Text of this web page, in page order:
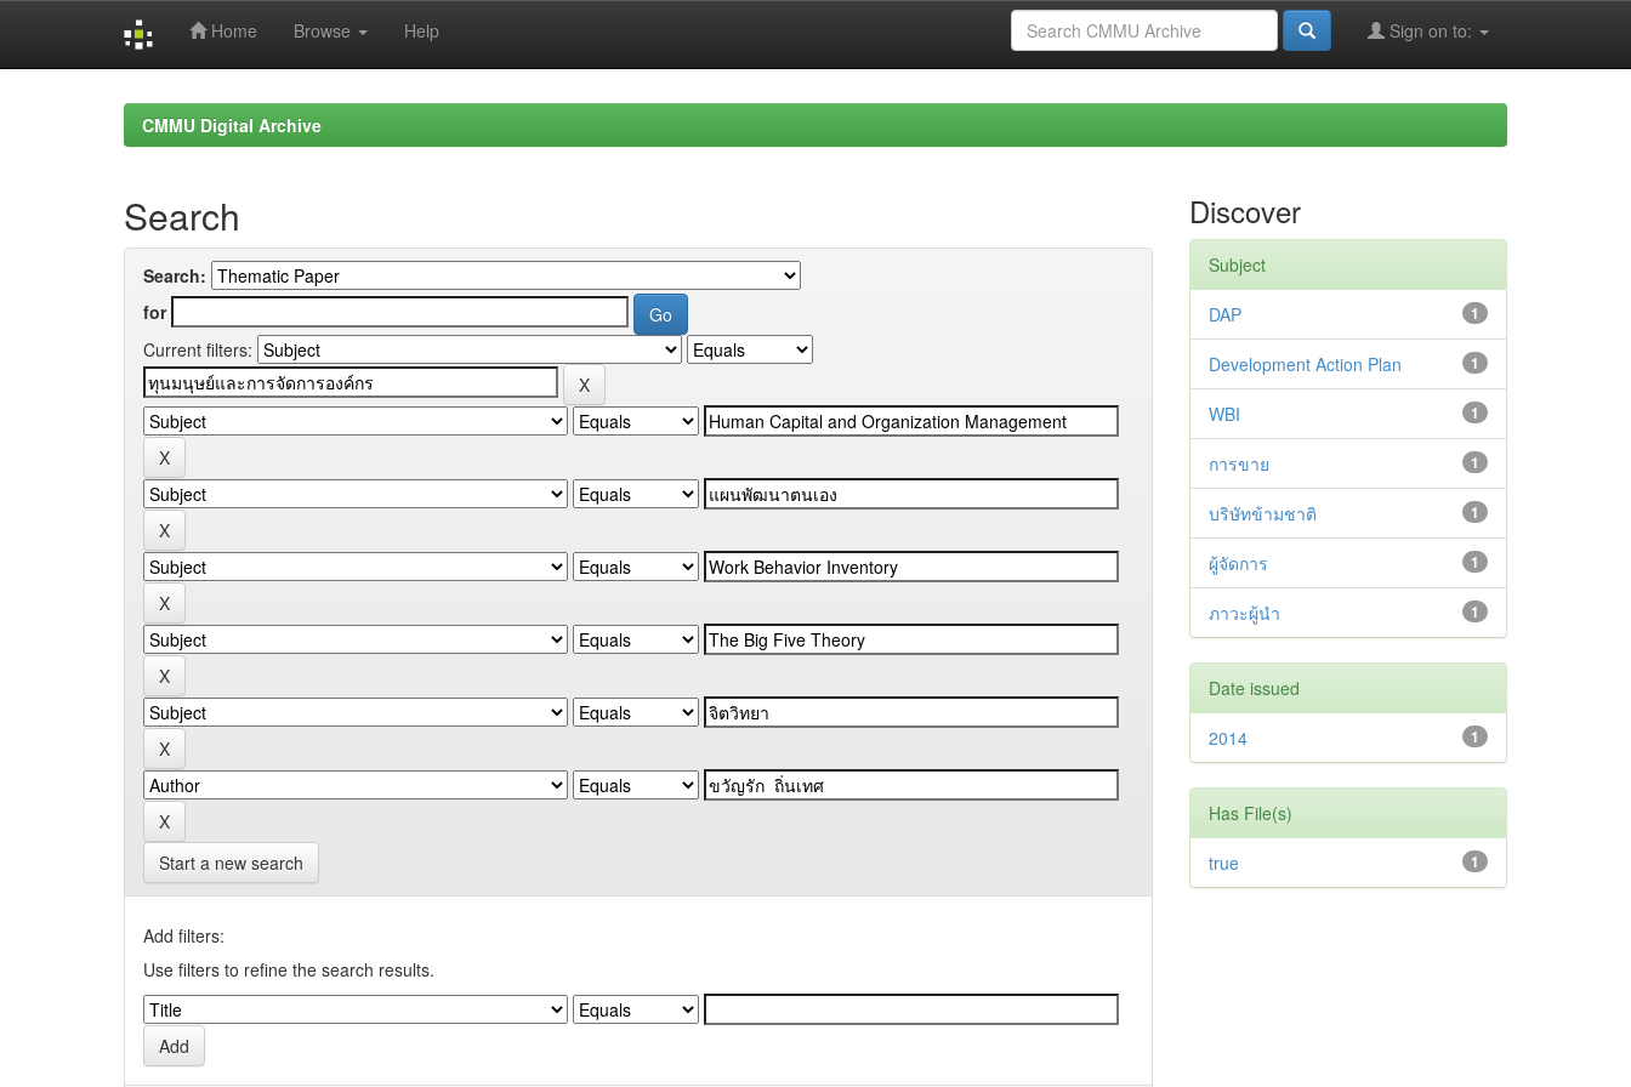
Home Browse Help Sign on to:
CMMU Digital Archive
Search
Search:
for
Current filters:
Start a new search
Add filters:
Use filters to refine the search results.
Discover
Subject
1
DAP
1
Development Action Plan
1
WBI
1
การขาย
1
บริษัทข้ามชาติ
1
ผู้จัดการ
1
ภาวะผู้นำ
Date issued
1
2014
Has File(s)
1
true